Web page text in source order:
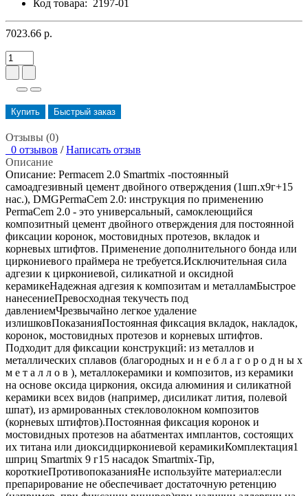
Код товара: 2197-01
7023.66 р.
Купить Быстрый заказ
Отзывы (0)
0 отзывов / Написать отзыв
Описание
Описание: Permacem 2.0 Smartmix -постоянный
самоадгезивный цемент двойного отверждения (1шп.х9г+15
нас.), DMGPermaCem 2.0: инструкция по применению
PermaCem 2.0 - это универсальный, самоклеющийся
композитный цемент двойного отверждения для постоянной
фиксации коронок, мостовидных протезов, вкладок и
корневых штифтов. Применение дополнительного бонда или
циркониевого праймера не требуется.Исключительная сила
адгезии к циркониевой, силикатной и оксидной
керамикеНадежная адгезия к композитам и металламБыстрое
нанесениеПревосходная текучесть под
давлениемЧрезвычайно легкое удаление
излишковПоказанияПостоянная фиксация вкладок, накладок,
коронок, мостовидных протезов и корневых штифтов.
Подходит для фиксации конструкций: из металлов и
металлических сплавов (благородных и н е б л а г о р о д н ы х
м е т а л л о в ), металлокерамики и композитов, из керамики
на основе оксида циркония, оксида алюминия и силикатной
керамики всех видов (например, дисиликат лития, полевой
шпат), из армированных стекловолокном композитов
(корневых штифтов).Постоянная фиксация коронок и
мостовидных протезов на абатментах имплантов, состоящих
их титана или диоксидциркониевой керамикиКомплектация1
шприц Smartmix 9 г15 насадок Smartmix-Tip,
короткиеПротивопоказанияНе используйте материал:если
препарирование не обеспечивает достаточную ретенцию